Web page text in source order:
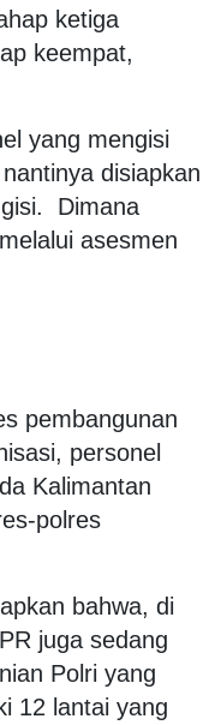
ketiga
keempat,
yang mengisi
disiapkan
Dimana
asesmen
pembangunan
personel
Kalimantan
polres
bahwa, di
juga sedang
Polri yang
12 lantai yang